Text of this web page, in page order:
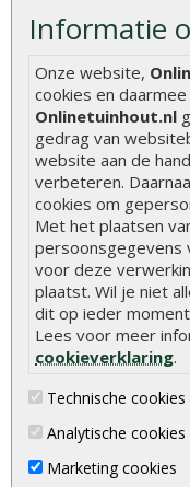
Informatie
Onze website,
cookies en
Onlinetuinhout.nl
gedrag van
website aan de
verbeteren.
cookies om
Met het plaatsen
persoonsgegevens
voor deze
plaatst. Wil je niet
dit op ieder
Lees voor meer
cookieverklaring.
Technische cookies
Analytische cookies
Marketing cookies
Tuinpaal
vuren 9 x 9 cm
De Tuinpaal
Vuren 9 x 9 cm is
het..
€ 14,50